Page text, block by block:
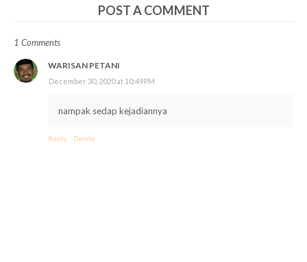
POST A COMMENT
1 Comments
WARISAN PETANI
December 30, 2020 at 10:49 PM
nampak sedap kejadiannya
Reply Delete